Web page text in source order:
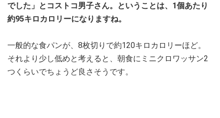
でした」とコストコ男子さん。ということは、1個あたり
約95キロカロリーになりますね。
一般的な食パンが、8枚切りで約120キロカロリーほど。
それより少し低めと考えると、朝食にミニクロワッサン2
つくらいでちょうど良さそうです。